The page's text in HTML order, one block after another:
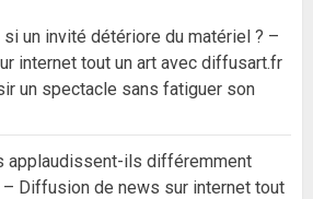
un invité détériore du matériel ? –
internet tout un art avec diffusart.fr
un spectacle sans fatiguer son
applaudissent-ils différemment
Diffusion de news sur internet tout